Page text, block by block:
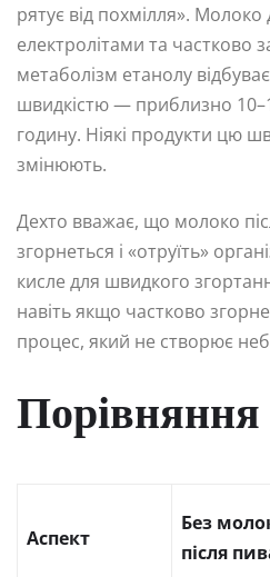
рятує від похмілля».
електролітами та частково
метаболізм етанолу
швидкістю — приблизно
годину. Ніякі продукти цю
змінюють.
Дехто вважає, що молоко
згорнеться і «отруїть»
кисле для швидкого
навіть якщо частково
процес, який не створює
Порівняння
Аспект
Без
після